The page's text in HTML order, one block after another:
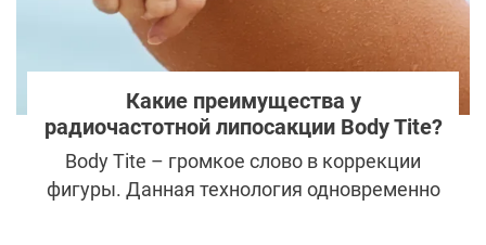
Какие преимущества у
радиочастотной липосакции Body Tite?
Body Tite – громкое слово в коррекции
фигуры. Данная технология одновременно